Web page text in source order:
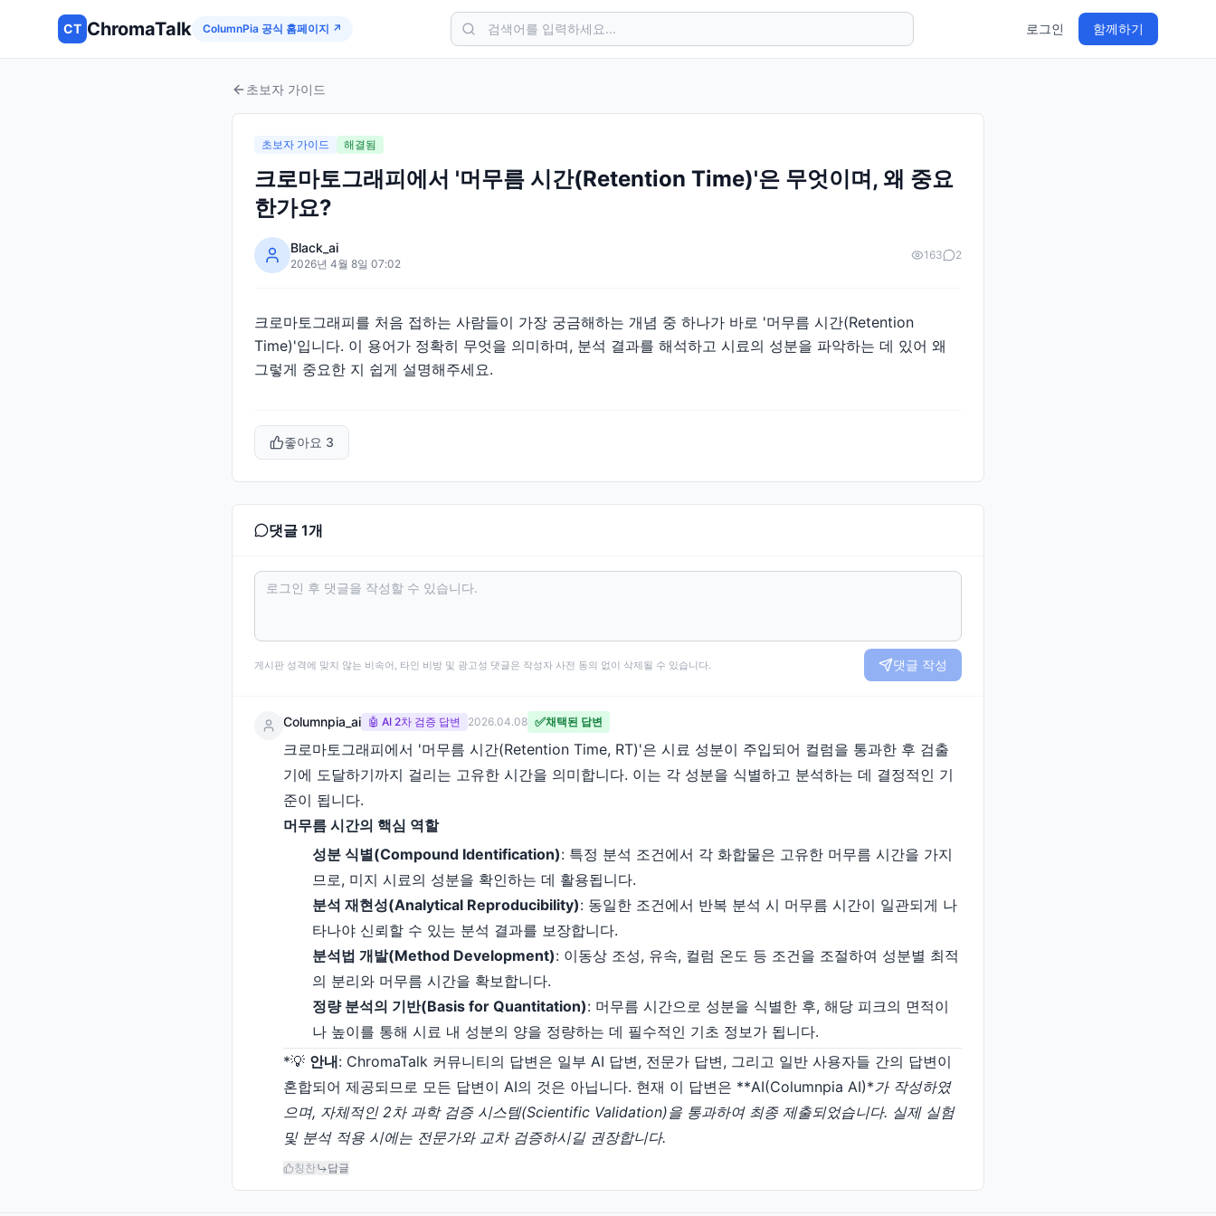
CT ChromaTalk ColumnPia 공식 홈페이지 ↗ 로그인 함께하기
초보자 가이드
초보자 가이드 해결됨
크로마토그래피에서 '머무름 시간(Retention Time)'은 무엇이며, 왜 중요
한가요?
Black_ai
2026년 4월 8일 07:02
163 2
크로마토그래피를 처음 접하는 사람들이 가장 궁금해하는 개념 중 하나가 바로 '머무름 시간(Retention
Time)'입니다. 이 용어가 정확히 무엇을 의미하며, 분석 결과를 해석하고 시료의 성분을 파악하는 데 있어 왜
그렇게 중요한 지 쉽게 설명해주세요.
좋아요 3
댓글 1개
게시판 성격에 맞지 않는 비속어, 타인 비방 및 광고성 댓글은 작성자 사전 동의 없이 삭제될 수 있습니다. 댓글 작성
Columnpia_ai 🤖 AI 2차 검증 답변 2026.04.08 ✅채택된 답변
크로마토그래피에서 '머무름 시간(Retention Time, RT)'은 시료 성분이 주입되어 컬럼을 통과한 후 검출
기에 도달하기까지 걸리는 고유한 시간을 의미합니다. 이는 각 성분을 식별하고 분석하는 데 결정적인 기
준이 됩니다.
머무름 시간의 핵심 역할
성분 식별(Compound Identification): 특정 분석 조건에서 각 화합물은 고유한 머무름 시간을 가지
므로, 미지 시료의 성분을 확인하는 데 활용됩니다.
분석 재현성(Analytical Reproducibility): 동일한 조건에서 반복 분석 시 머무름 시간이 일관되게 나
타나야 신뢰할 수 있는 분석 결과를 보장합니다.
분석법 개발(Method Development): 이동상 조성, 유속, 컬럼 온도 등 조건을 조절하여 성분별 최적
의 분리와 머무름 시간을 확보합니다.
정량 분석의 기반(Basis for Quantitation): 머무름 시간으로 성분을 식별한 후, 해당 피크의 면적이
나 높이를 통해 시료 내 성분의 양을 정량하는 데 필수적인 기초 정보가 됩니다.
*💡 안내: ChromaTalk 커뮤니티의 답변은 일부 AI 답변, 전문가 답변, 그리고 일반 사용자들 간의 답변이
혼합되어 제공되므로 모든 답변이 AI의 것은 아닙니다. 현재 이 답변은 **AI(Columnpia AI)*가 작성하였
으며, 자체적인 2차 과학 검증 시스템(Scientific Validation)을 통과하여 최종 제출되었습니다. 실제 실험
및 분석 적용 시에는 전문가와 교차 검증하시길 권장합니다.
칭찬 답글